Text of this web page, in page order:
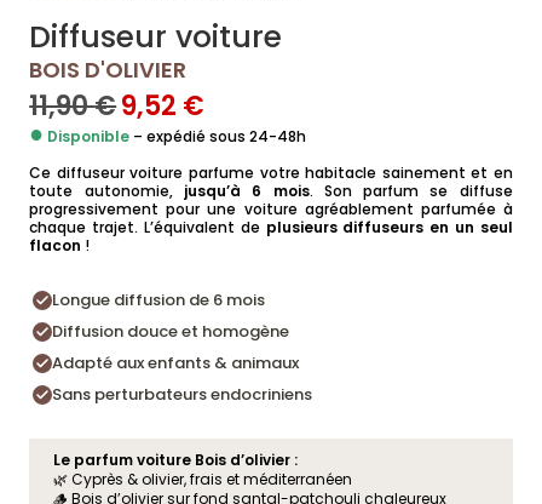
Diffuseur voiture
BOIS D'OLIVIER
11,90€LE
PRIX
INITIAL
11,90 €.
9,52 €
ACTUEL
9,52 €.
● Disponible – expédié sous 24-48h
Ce diffuseur voiture parfume votre habitacle sainement et en
toute autonomie, jusqu’à 6 mois. Son parfum se diffuse
progressivement pour une voiture agréablement parfumée à
chaque trajet. L’équivalent de plusieurs diffuseurs en un seul
flacon !
Longue diffusion de 6 mois
Diffusion douce et homogène
Adapté aux enfants & animaux
Sans perturbateurs endocriniens
Le parfum voiture Bois d’olivier :
🌿 Cyprès & olivier, frais et méditerranéen
🪵 Bois d’olivier sur fond santal-patchouli chaleureux